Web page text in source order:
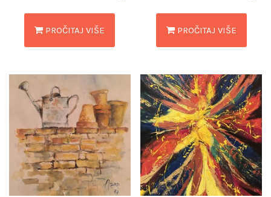
PROČITAJ VIŠE PROČITAJ VIŠE